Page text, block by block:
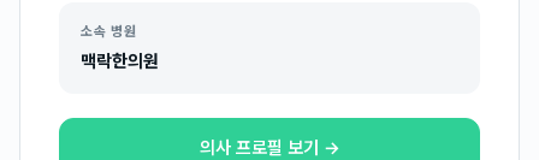
소속 병원
맥락한의원
의사 프로필 보기 →